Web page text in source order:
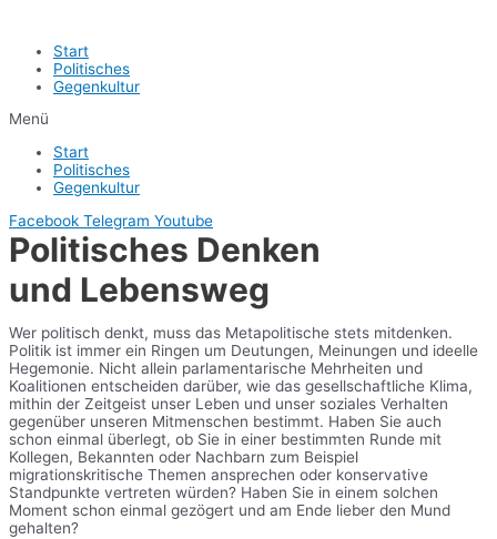
Start
Politisches
Gegenkultur
Menü
Start
Politisches
Gegenkultur
Facebook Telegram Youtube
Politisches Denken
und Lebensweg
Wer politisch denkt, muss das Metapolitische stets mitdenken.
Politik ist immer ein Ringen um Deutungen, Meinungen und ideelle
Hegemonie. Nicht allein parlamentarische Mehrheiten und
Koalitionen entscheiden darüber, wie das gesellschaftliche Klima,
mithin der Zeitgeist unser Leben und unser soziales Verhalten
gegenüber unseren Mitmenschen bestimmt. Haben Sie auch
schon einmal überlegt, ob Sie in einer bestimmten Runde mit
Kollegen, Bekannten oder Nachbarn zum Beispiel
migrationskritische Themen ansprechen oder konservative
Standpunkte vertreten würden? Haben Sie in einem solchen
Moment schon einmal gezögert und am Ende lieber den Mund
gehalten?